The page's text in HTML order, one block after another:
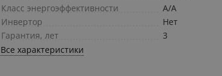
Класс энергоэффективности
A/A
Инвертор
Нет
Гарантия, лет
3
Все характеристики